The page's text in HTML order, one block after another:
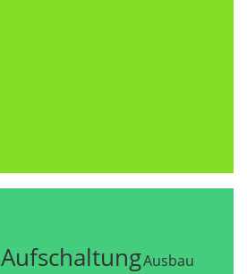
AufschaltungAusbau